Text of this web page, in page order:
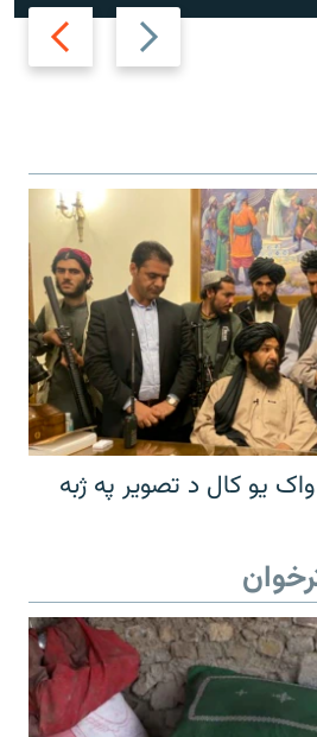
Previous
slide
Next
slide
یو کال د تصویر په ژبه